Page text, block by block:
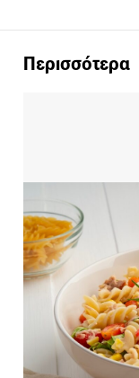
Περισσότερα